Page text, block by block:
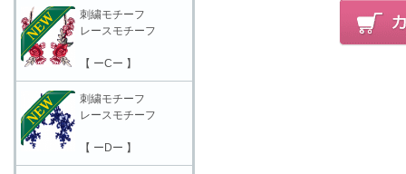
刺繍モチーフ
レースモチーフ
【 ーCー 】
刺繍モチーフ
レースモチーフ
【 ーDー 】